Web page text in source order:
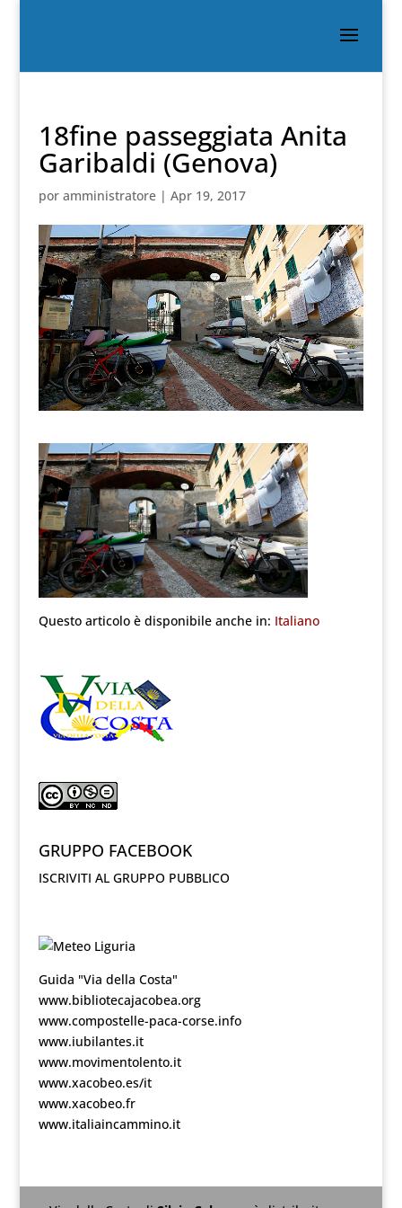
18fine passeggiata Anita
Garibaldi (Genova)
por amministratore| Apr 19, 2017
Questo articolo è disponibile anche in: Italiano
GRUPPO FACEBOOK
ISCRIVITI AL GRUPPO PUBBLICO
Guida "Via della Costa"
www.bibliotecajacobea.org
www.compostelle-paca-corse.info
www.iubilantes.it
www.movimentolento.it
www.xacobeo.es/it
www.xacobeo.fr
www.italiaincammino.it